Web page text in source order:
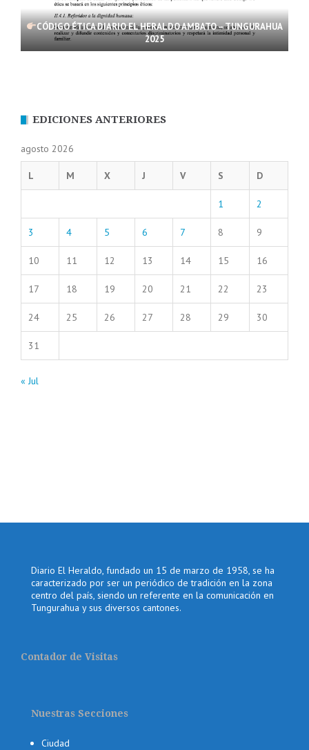
CÓDIGO ÉTICA DIARIO EL HERALDO AMBATO – TUNGURAHUA
2025
EDICIONES ANTERIORES
agosto 2026
L M X J V S D
1 2
3 4 5 6 7 8 9
10 11 12 13 14 15 16
17 18 19 20 21 22 23
24 25 26 27 28 29 30
31
« Jul
Diario El Heraldo, fundado un 15 de marzo de 1958, se ha
caracterizado por ser un periódico de tradición en la zona
centro del país, siendo un referente en la comunicación en
Tungurahua y sus diversos cantones.
Contador de Visitas
Nuestras Secciones
Ciudad